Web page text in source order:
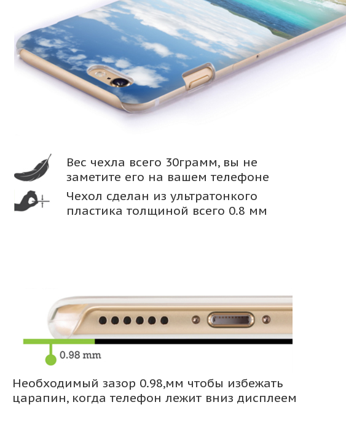
Вес чехла всего 30грамм, вы не
заметите его на вашем телефоне
Чехол сделан из ультратонкого
пластика толщиной всего 0.8 мм
Необходимый зазор 0.98,мм чтобы избежать
царапин, когда телефон лежит вниз дисплеем